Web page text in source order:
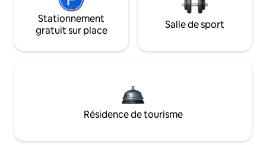
Stationnement
gratuit sur place
Salle de sport
Résidence de tourisme